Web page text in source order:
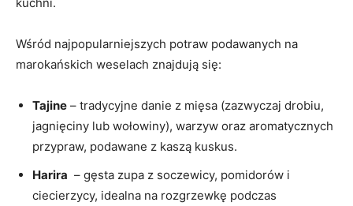
kuchni.
Wśród najpopularniejszych potraw podawanych na
marokańskich ⁤weselach znajdują się:
Tajine – tradycyjne danie z mięsa (zazwyczaj drobiu,
jagnięciny lub wołowiny), warzyw oraz aromatycznych
przypraw, podawane z kaszą kuskus.
Harira ‌ – gęsta zupa z​ soczewicy, pomidorów ⁢i‍
ciecierzycy, idealna na ​rozgrzewkę​ podczas